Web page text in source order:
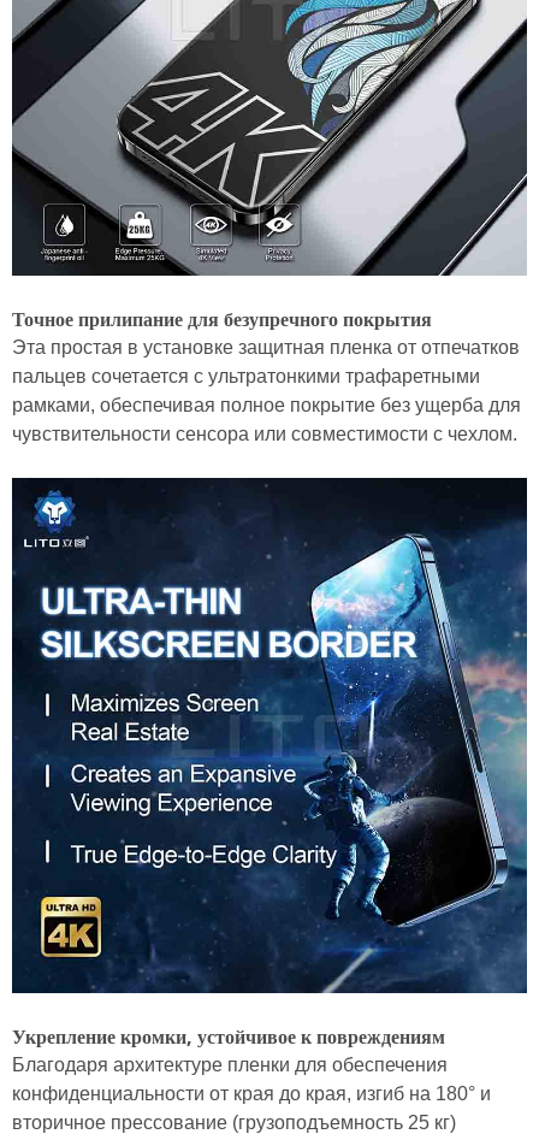
Точное прилипание для безупречного покрытия
Эта простая в установке защитная пленка от отпечатков
пальцев сочетается с ультратонкими трафаретными
рамками, обеспечивая полное покрытие без ущерба для
чувствительности сенсора или совместимости с чехлом.
Укрепление кромки, устойчивое к повреждениям
Благодаря архитектуре пленки для обеспечения
конфиденциальности от края до края, изгиб на 180° и
вторичное прессование (грузоподъемность 25 кг)